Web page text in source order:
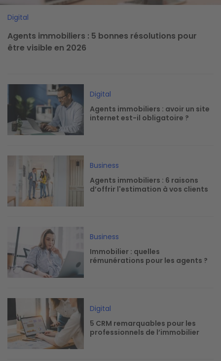
Digital
Agents immobiliers : 5 bonnes résolutions pour
être visible en 2026
Digital
Agents immobiliers : avoir un site
internet est-il obligatoire ?
Business
Agents immobiliers : 6 raisons
d’offrir l'estimation à vos clients
Image
Business
Immobilier : quelles
rémunérations pour les agents ?
Image
Digital
5 CRM remarquables pour les
professionnels de l’immobilier